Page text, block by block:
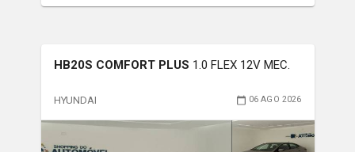
HB20S COMFORT PLUS 1.0 FLEX 12V MEC.
HYUNDAI 06 AGO 2026